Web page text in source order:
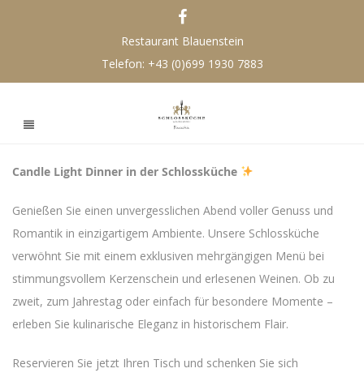
Restaurant Blauenstein
Telefon: +43 (0)699 1930 7883
Candle Light Dinner in der Schlossküche
Genießen Sie einen unvergesslichen Abend voller Genuss und
Romantik in einzigartigem Ambiente. Unsere Schlossküche
verwöhnt Sie mit einem exklusiven mehrgängigen Menü bei
stimmungsvollem Kerzenschein und erlesenen Weinen. Ob zu
zweit, zum Jahrestag oder einfach für besondere Momente –
erleben Sie kulinarische Eleganz in historischem Flair.
Reservieren Sie jetzt Ihren Tisch und schenken Sie sich